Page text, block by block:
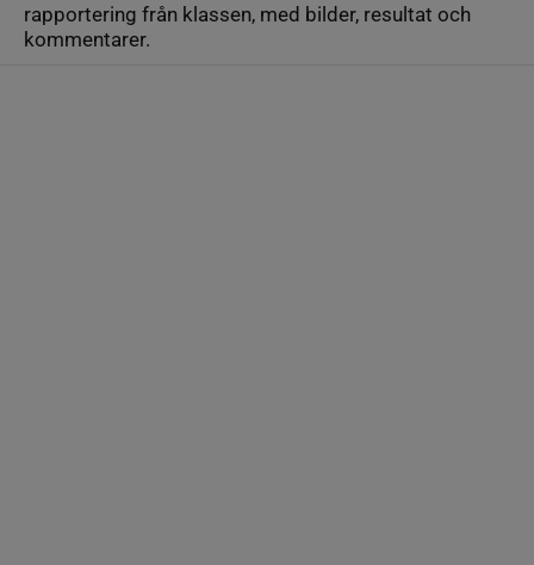
rapportering från klassen, med bilder, resultat och
kommentarer.